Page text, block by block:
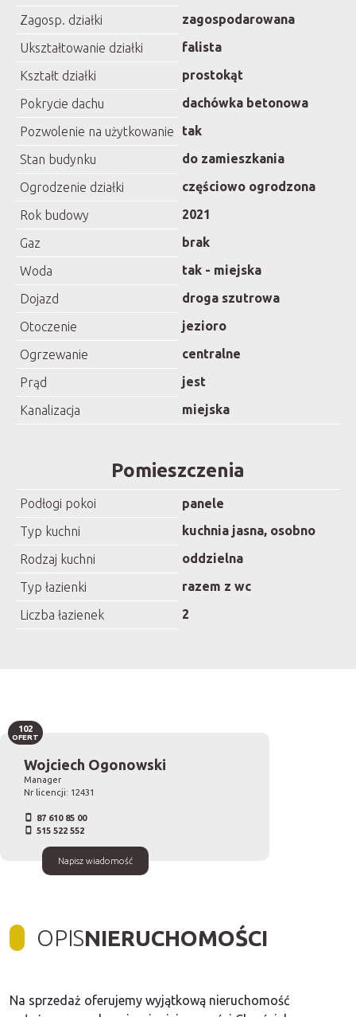
Zagosp. działki
zagospodarowana
Ukształtowanie działki
falista
Kształt działki
prostokąt
Pokrycie dachu
dachówka betonowa
Pozwolenie na użytkowanie
tak
Stan budynku
do zamieszkania
Ogrodzenie działki
częściowo ogrodzona
Rok budowy
2021
Gaz
brak
Woda
tak - miejska
Dojazd
droga szutrowa
Otoczenie
jezioro
Ogrzewanie
centralne
Prąd
jest
Kanalizacja
miejska
Pomieszczenia
Podłogi pokoi
panele
Typ kuchni
kuchnia jasna, osobno
Rodzaj kuchni
oddzielna
Typ łazienki
razem z wc
Liczba łazienek
2
Wojciech Ogonowski
Manager
Nr licencji: 12431
87 610 85 00
515 522 552
Napisz wiadomość
102
OFERT
OPISNIERUCHOMOŚCI
Na sprzedaż oferujemy wyjątkową nieruchomość